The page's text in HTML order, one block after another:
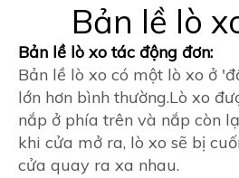
Bản lề lò
Bản lề lò xo tác động đơn:
Bản lề lò xo có một lò xo ở
lớn hơn bình thường.Lò xo
nắp ở phía trên và nắp còn
khi cửa mở ra, lò xo sẽ ​​bị
cửa quay ra xa nhau.